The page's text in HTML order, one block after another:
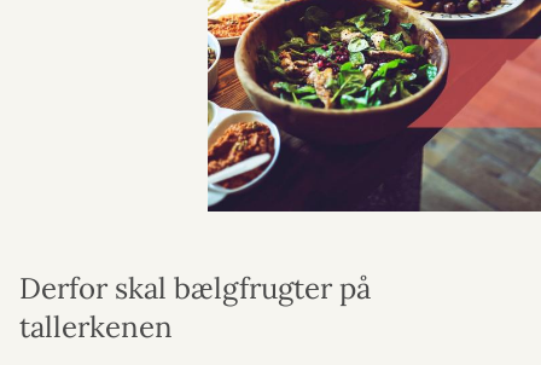
Derfor skal bælgfrugter på
tallerkenen